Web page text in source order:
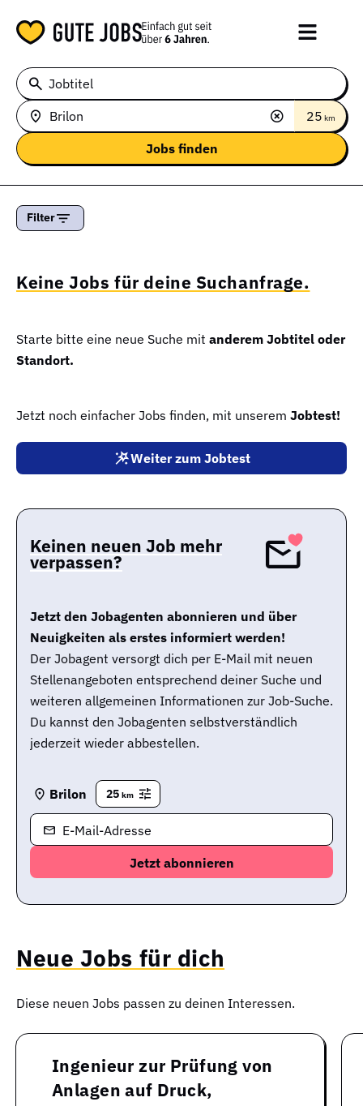
Jobtitel
25 km
Filter
Keine Jobs für deine Suchanfrage.
Starte bitte eine neue Suche mit anderem Jobtitel oder
Standort.
Jetzt noch einfacher Jobs finden, mit unserem Jobtest!
Weiter zum Jobtest
Keinen neuen Job mehr
verpassen?
Jetzt den Jobagenten abonnieren und über
Neuigkeiten als erstes informiert werden!
Der Jobagent versorgt dich per E-Mail mit neuen
Stellenangeboten entsprechend deiner Suche und
weiteren allgemeinen Informationen zur Job-Suche.
Du kannst den Jobagenten selbstverständlich
jederzeit wieder abbestellen.
Brilon 25 km
E-Mail-Adresse
Neue Jobs für dich
Diese neuen Jobs passen zu deinen Interessen.
Ingenieur zur Prüfung von
Anlagen auf Druck,